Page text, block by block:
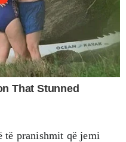
të pranishmit që jemi